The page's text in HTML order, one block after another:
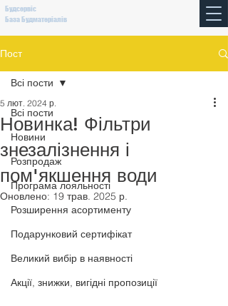
Будсервіс
База Будматеріалів
Пост
Всі пости
Новини
Розпродаж
Програма лояльності
Розширення асортименту
Подарунковий сертифікат
Великий вибір в наявності
Акції, знижки, вигідні пропозиції
Всі пости
Новинка! Фільтри
знезалізнення і
пом'якшення води
5 лют. 2024 р.
Оновлено: 19 трав. 2025 р.